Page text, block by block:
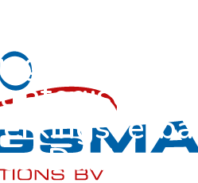
Portfolio